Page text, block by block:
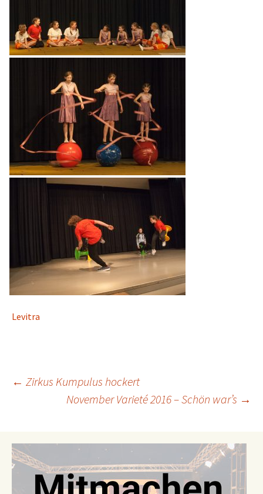
Levitra
Beitrags-
← Zirkus Kumpulus hockert
November Varieté 2016 – Schön war’s →